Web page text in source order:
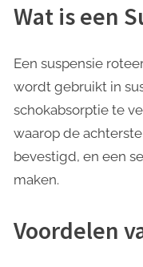
Wat is een
Een suspensie
wordt gebruikt in
schokabsorptie te
waarop de
bevestigd, en een
maken.
Voordelen